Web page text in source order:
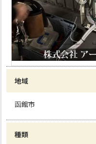
地域
函館市
種類